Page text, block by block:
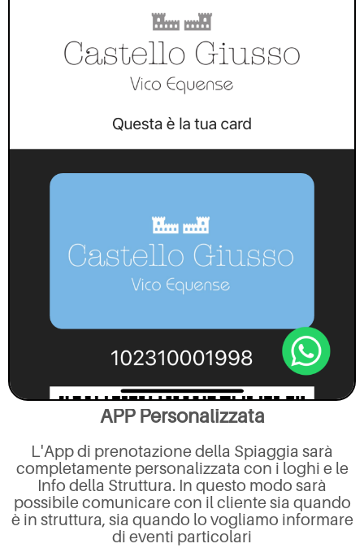
APP Personalizzata
L'App di prenotazione della Spiaggia sarà
completamente personalizzata con i loghi e le
Info della Struttura. In questo modo sarà
possibile comunicare con il cliente sia quando
è in struttura, sia quando lo vogliamo informare
di eventi particolari